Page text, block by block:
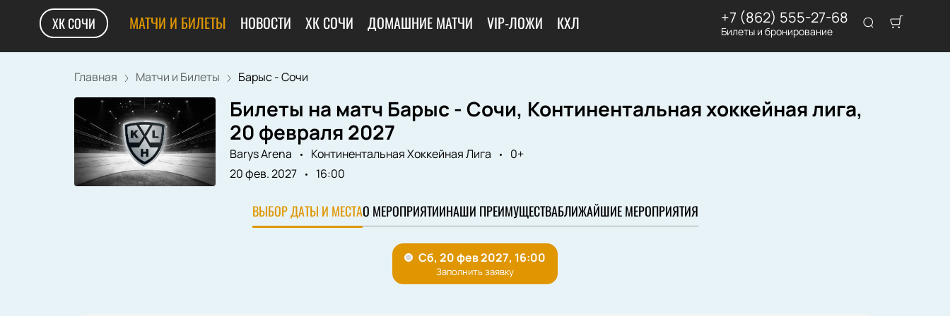
ХК СОЧИ МАТЧИ И БИЛЕТЫ НОВОСТИ ХК СОЧИ ДОМАШНИЕ МАТЧИ VIP-ЛОЖИ КХЛ +7 (862) 555-27-68
Билеты и бронирование
Главная Матчи и Билеты Барыс - Сочи
Билеты на матч Барыс - Сочи, Континентальная хоккейная лига,
20 февраля 2027
Barys Arena Континентальная Хоккейная Лига
0+
20 фев. 2027
16:00
ВЫБОР ДАТЫ И МЕСТАО МЕРОПРИЯТИИНАШИ ПРЕИМУЩЕСТВАБЛИЖАЙШИЕ МЕРОПРИЯТИЯ